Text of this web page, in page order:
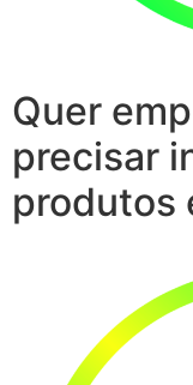
Quer
precisar
produtos